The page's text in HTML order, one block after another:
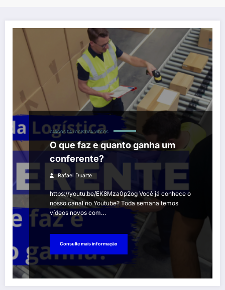
CARGOS DA LOGÍSTICA VÍDEOS
O que faz e quanto ganha um
conferente?
Rafael Duarte
https://youtu.be/EK8Mza0p2og Você já conhece o
nosso canal no Youtube? Toda semana temos
vídeos novos com…
Consulte mais informação